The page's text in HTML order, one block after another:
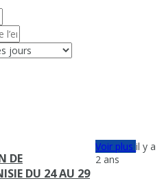
DE
DU 24 AU 29
Voir plusil y a
2 ans